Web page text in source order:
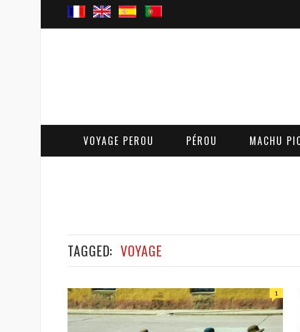
VOYAGE PEROU PÉROU MACHU
TAGGED: VOYAGE
1